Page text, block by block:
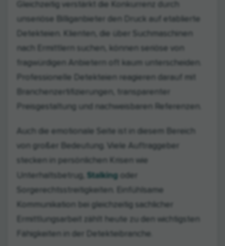
Gleichzeitig verstärkt die Konkurrenz durch
unseriöse Billiganbieter den Druck auf etablierte
Detekteien. Klienten, die über Suchmaschinen
nach Ermittlern suchen, können seriöse von
fragwürdigen Anbietern oft kaum unterscheiden.
Professionelle Detekteien reagieren darauf mit
Branchenzertifizierungen, transparenter
Preisgestaltung und nachweisbaren Referenzen.
Auch die emotionale Seite ist in diesem Bereich
von großer Bedeutung. Viele Auftraggeber
stecken in persönlichen Krisen wie
Unterhaltsbetrug,
Stalking oder
Sorgerechtsstreitigkeiten. Einfühlsame
Kommunikation bei gleichzeitig sachlicher
Ermittlungsarbeit zählt heute zu den wichtigsten
Fähigkeiten in der Detekteibranche.